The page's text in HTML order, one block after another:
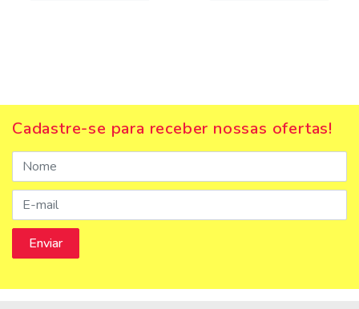
Cadastre-se para receber nossas ofertas!